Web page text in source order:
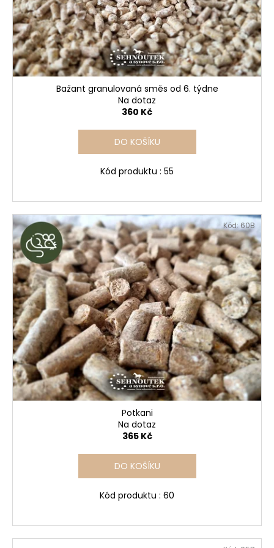
Bažant granulovaná směs od 6. týdne
Na dotaz
360 Kč
DO KOŠÍKU
Kód produktu : 55
Potkani
Na dotaz
365 Kč
DO KOŠÍKU
Kód produktu : 60
Kód:60B